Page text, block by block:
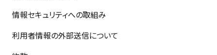
情報セキュリティへの取組み
利用者情報の外部送信について